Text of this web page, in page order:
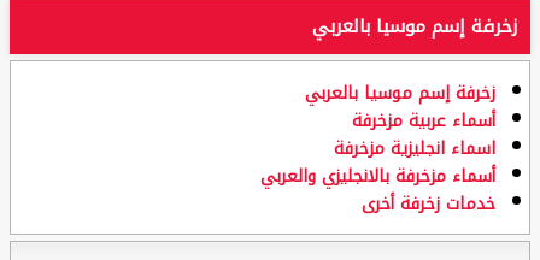
زخرفة إسم موسيا بالعربي
زخرفة إسم موسيا بالعربي
أسماء عربية مزخرفة
اسماء انجليزية مزخرفة
أسماء مزخرفة بالانجليزي والعربي
خدمات زخرفة أخرى